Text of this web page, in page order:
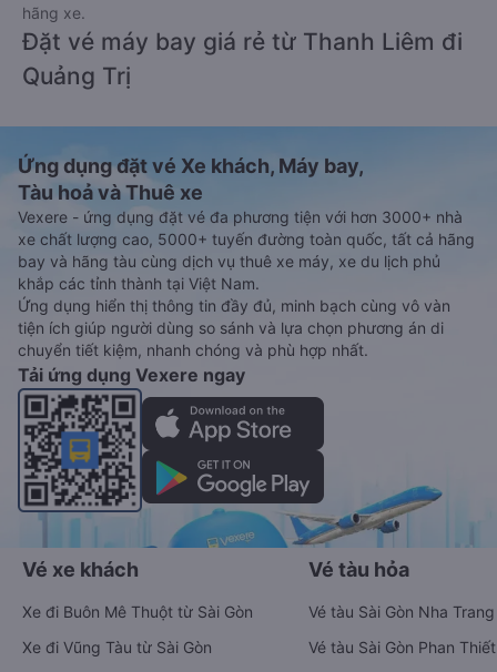
hãng xe.
Đặt vé máy bay giá rẻ từ Thanh Liêm đi
Quảng Trị
Ứng dụng đặt vé Xe khách, Máy bay,
Tàu hoả và Thuê xe
Vexere - ứng dụng đặt vé đa phương tiện với hơn 3000+ nhà
xe chất lượng cao, 5000+ tuyến đường toàn quốc, tất cả hãng
bay và hãng tàu cùng dịch vụ thuê xe máy, xe du lịch phủ
khắp các tỉnh thành tại Việt Nam.
Ứng dụng hiển thị thông tin đầy đủ, minh bạch cùng vô vàn
tiện ích giúp người dùng so sánh và lựa chọn phương án di
chuyển tiết kiệm, nhanh chóng và phù hợp nhất.
Tải ứng dụng Vexere ngay
Vé xe khách
Xe đi Buôn Mê Thuột từ Sài Gòn
Xe đi Vũng Tàu từ Sài Gòn
Vé tàu hỏa
Vé tàu Sài Gòn Nha Trang
Vé tàu Sài Gòn Phan Thiết